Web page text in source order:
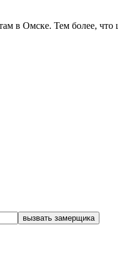
в Омске. Тем более, что